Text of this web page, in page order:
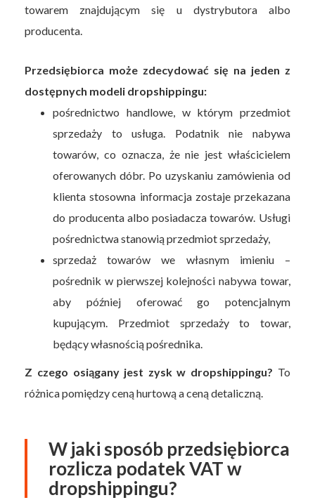
towarem znajdującym się u dystrybutora albo
producenta.
Przedsiębiorca może zdecydować się na jeden z
dostępnych modeli dropshippingu:
pośrednictwo handlowe, w którym przedmiot
sprzedaży to usługa. Podatnik nie nabywa
towarów, co oznacza, że nie jest właścicielem
oferowanych dóbr. Po uzyskaniu zamówienia od
klienta stosowna informacja zostaje przekazana
do producenta albo posiadacza towarów. Usługi
pośrednictwa stanowią przedmiot sprzedaży,
sprzedaż towarów we własnym imieniu –
pośrednik w pierwszej kolejności nabywa towar,
aby później oferować go potencjalnym
kupującym. Przedmiot sprzedaży to towar,
będący własnością pośrednika.
Z czego osiągany jest zysk w dropshippingu? To
różnica pomiędzy ceną hurtową a ceną detaliczną.
W jaki sposób przedsiębiorca
rozlicza podatek VAT w
dropshippingu?